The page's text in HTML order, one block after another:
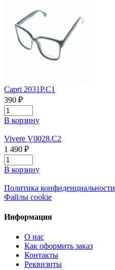
Capri 2031P.C1
390 ₽
В корзину
Vivere V0028.C2
1 490 ₽
В корзину
Политика конфиденциальности
Файлы cookie
Информация
О нас
Как оформить заказ
Контакты
Реквизиты